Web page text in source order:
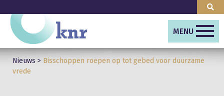
MENU
Nieuws > Bisschoppen roepen op tot gebed voor duurzame
vrede